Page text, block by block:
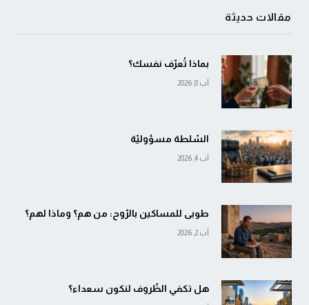
مقالات حديثة
بماذا تُعرّف نفسك؟
آب 8, 2026
السّلطة مسؤوليّة
آب 4, 2026
طوبى للمساكين بالرّوح: من هم؟ وماذا لهم؟
آب 2, 2026
هل تكفي الظّروف لنكون سعداء؟